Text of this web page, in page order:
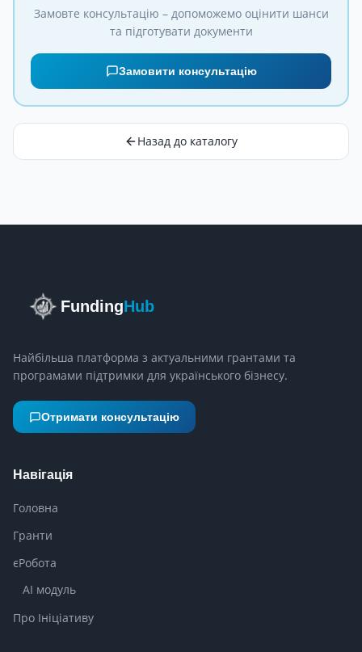
Замовте консультацію – допоможемо оцінити шанси
та підготувати документи
Замовити консультацію
Назад до каталогу
FundingHub
Найбільша платформа з актуальними грантами та
програмами підтримки для українського бізнесу.
Отримати консультацію
Навігація
Головна
Гранти
єРобота
AI модуль
Про Ініціативу